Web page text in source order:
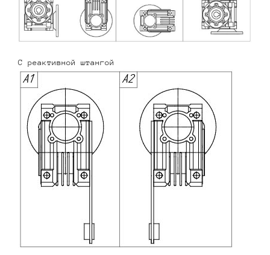
С реактивной штангой